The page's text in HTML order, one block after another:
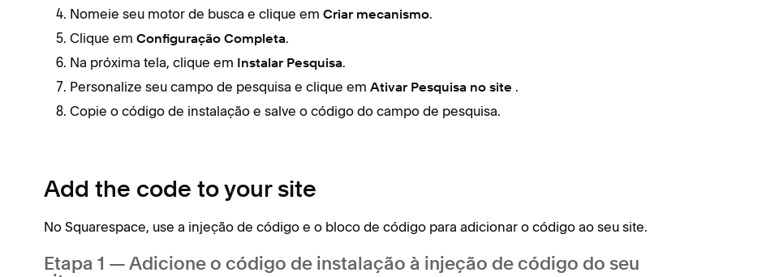
Nomeie seu motor de busca e clique em Criar mecanismo.
Clique em Configuração Completa.
Na próxima tela, clique em
Instalar Pesquisa.
Personalize seu campo de pesquisa e clique em Ativar Pesquisa no site .
Copie o código de instalação e salve o código do campo de pesquisa.
Add the code to your site
No Squarespace, use a injeção de código e o bloco de código para adicionar o código ao seu site.
Etapa 1 — Adicione o código de instalação à injeção de código do seu